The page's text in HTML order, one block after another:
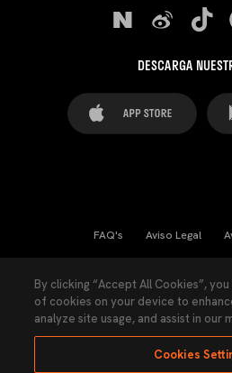
DESCARGA
FAQ's Aviso Legal
Ley Transparencia
By clicking “Accept All Cookies”,
of cookies on your device to
analyze site usage, and assist in our
Cookies